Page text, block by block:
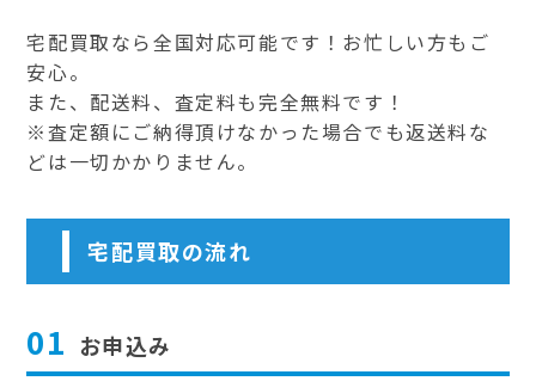
宅配買取なら全国対応可能です！お忙しい方もご
安心。
また、配送料、査定料も完全無料です！
※査定額にご納得頂けなかった場合でも返送料な
どは一切かかりません。
宅配買取の流れ
01 お申込み